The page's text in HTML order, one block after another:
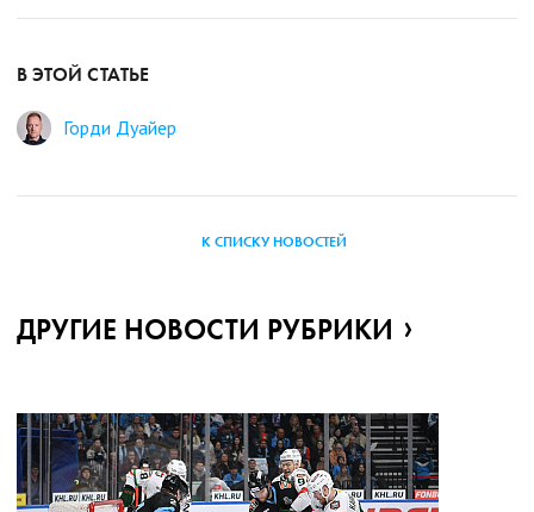
В ЭТОЙ СТАТЬЕ
Горди Дуайер
К СПИСКУ НОВОСТЕЙ
ДРУГИЕ НОВОСТИ РУБРИКИ